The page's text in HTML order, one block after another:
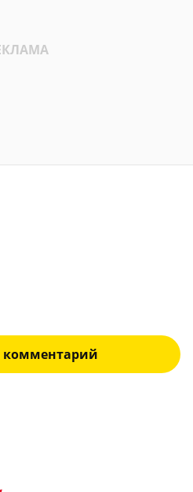
комментарий